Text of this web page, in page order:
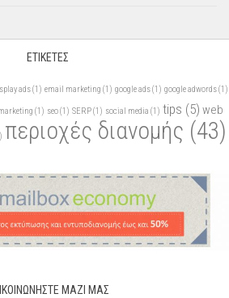
ΕΤΙΚΈΤΕΣ
ads(1) email marketing (1) google ads(1) google adwords(1)
(1) seo(1) SERP(1) social media (1) tips (5) web
περιοχές διανομής (43)
ΜΑΖΊ ΜΑΣ